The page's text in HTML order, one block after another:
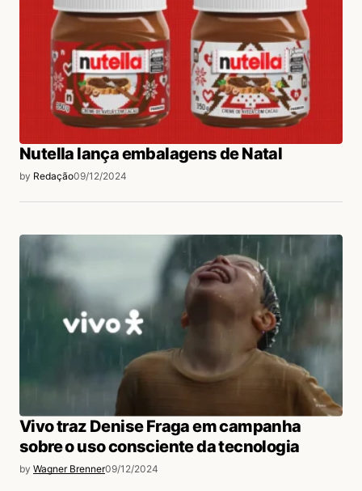
Nutella lança embalagens de Natal
by Redação09/12/2024
Vivo traz Denise Fraga em campanha
sobre o uso consciente da tecnologia
by Wagner Brenner09/12/2024